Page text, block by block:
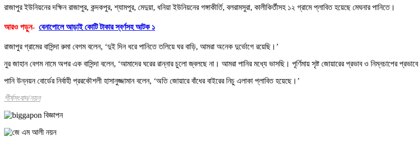
রাজাপুর ইউনিয়নের দক্ষিন রাজাপুর, কন্দকপুর, শ্যামপুর, মেদুয়া, ধনিয়া ইউনিয়নের গঙ্গাকীর্তি, বলরামসুরা, কালীকির্তীসহ ১২ গ্রামে প্লাবিত হয়েছে মেঘনার পানিতে।
আরও পড়ুন- বেনাপোলে আড়াই কোটি টাকার স্বর্ণসহ আটক ১
রাজাপুর গ্রামের বাসিন্দা রুমা বেগম বলেন, ‘দুই দিন ধরে পানিতে তলিয়ে ঘর বাড়ি, আমরা অনেক দুর্ভোগে রয়েছি।’
নুর জাহান বেগম নামে অপর এক বাসিন্দা বলেন, ‘আমাদের ঘরের রান্নার চুলো জ্বলছে না। আমরা পানির মধ্যে ভাসছি। পূর্ণিমায় সৃষ্ট জোয়ারের প্রভাব ও নিম্নচাপের
পানি উন্নয়ন বোর্ডের নির্বাহী প্ররকৌশলী হাসানুজ্জামান বলেন, ‘অতি জোয়ারে বাঁধের বাইরের নিচু এলাকা প্লাবিত হয়েছে।’
শীর্ষসংবাদ/নয়ন